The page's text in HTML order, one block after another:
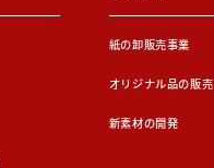
紙の卸販売事業
オリジナル品の販売
新素材の開発